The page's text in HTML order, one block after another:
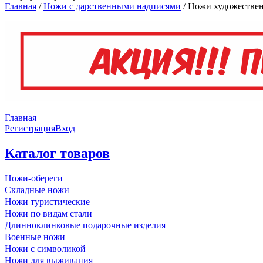
Главная /Ножи с дарственными надписями /Ножи
Главная
РегистрацияВход
Каталог товаров
Ножи-обереги
Складные ножи
Ножи туристические
Ножи по видам стали
Длинноклинковые подарочные изделия
Военные ножи
Ножи с символикой
Ножи для выживания